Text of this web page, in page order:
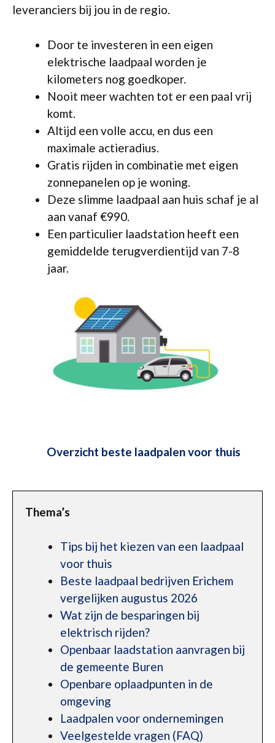
leveranciers bij jou in de regio.
Door te investeren in een eigen
elektrische laadpaal worden je
kilometers nog goedkoper.
Nooit meer wachten tot er een paal vrij
komt.
Altijd een volle accu, en dus een
maximale actieradius.
Gratis rijden in combinatie met eigen
zonnepanelen op je woning.
Deze slimme laadpaal aan huis schaf je al
aan vanaf €990.
Een particulier laadstation heeft een
gemiddelde terugverdientijd van 7-8
jaar.
Overzicht beste laadpalen voor thuis
Thema’s
Tips bij het kiezen van een laadpaal
voor thuis
Beste laadpaal bedrijven Erichem
vergelijken augustus 2026
Wat zijn de besparingen bij
elektrisch rijden?
Openbaar laadstation aanvragen bij
de gemeente Buren
Openbare oplaadpunten in de
omgeving
Laadpalen voor ondernemingen
Veelgestelde vragen (FAQ)